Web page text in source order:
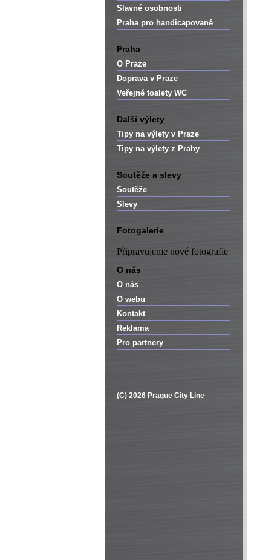
Slavné osobnosti
Praha pro handicapované
Praha
O Praze
Doprava v Praze
Veřejné toalety WC
Další výlety
Tipy na výlety v Praze
Tipy na výlety z Prahy
Soutěže a slevy
Soutěže
Slevy
Fotogalerie
Připravujeme nové fotografie
O nás
O nás
O webu
Kontakt
Reklama
Pro partnery
(C) 2026 Prague City Line